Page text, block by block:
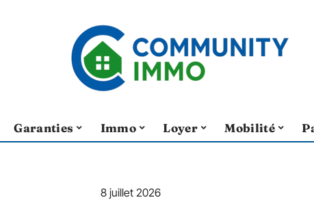
Garanties Immo Loyer Mobilité
8 juillet 2026